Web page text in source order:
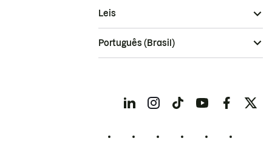
Leis
Português (Brasil)